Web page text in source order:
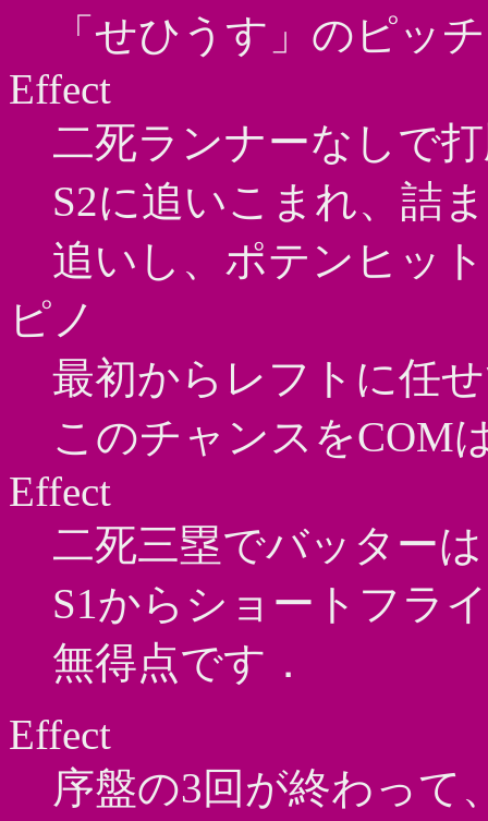
「せひうす」のピッ
Effect
二死ランナーなしで
S2に追いこまれ、詰
追いし、ポテンヒッ
ピノ
最初からレフトに任
このチャンスをCOM
Effect
二死三塁でバッター
S1からショートフラ
無得点です．
Effect
序盤の3回が終わって